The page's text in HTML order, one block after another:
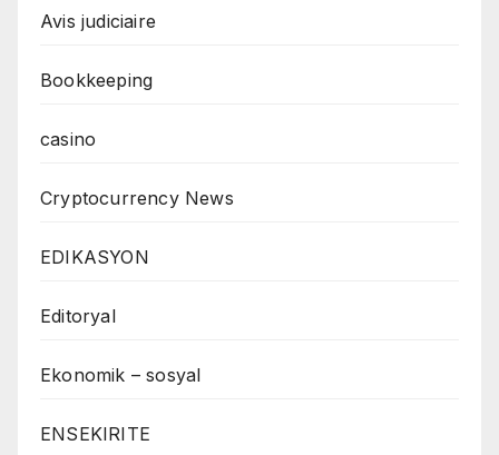
Avis judiciaire
Bookkeeping
casino
Cryptocurrency News
EDIKASYON
Editoryal
Ekonomik – sosyal
ENSEKIRITE